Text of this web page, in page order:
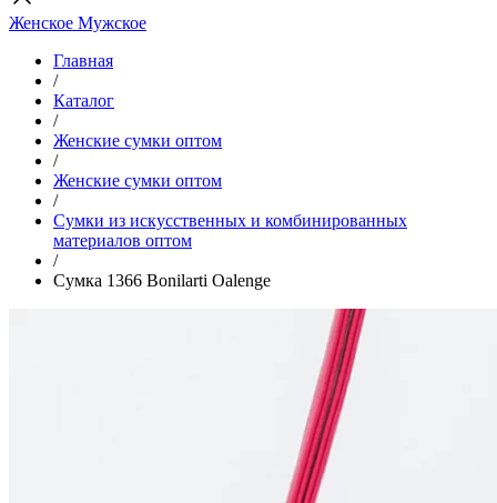
Женское Мужское
Главная
/
Каталог
/
Женские сумки оптом
/
Женские сумки оптом
/
Cумки из искусственных и комбинированных
материалов оптом
/
Сумка 1366 Bonilarti Oalenge